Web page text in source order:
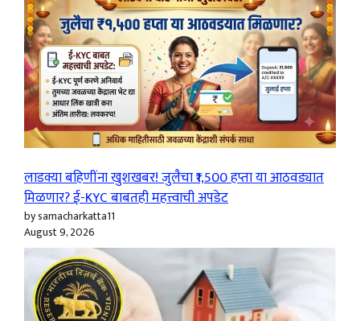
लाडक्या बहिणींना खुशखबर! जुलैचा ₹1,500 हप्ता या आठवड्यात
मिळणार? ई-KYC बाबतही महत्त्वाची अपडेट
by samacharkatta11
August 9, 2026